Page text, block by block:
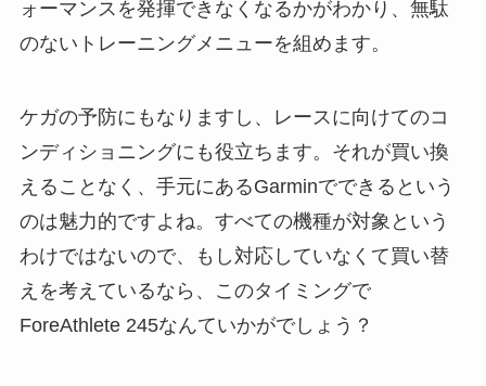
ォーマンスを発揮できなくなるかがわかり、無駄
のないトレーニングメニューを組めます。
ケガの予防にもなりますし、レースに向けてのコ
ンディショニングにも役立ちます。それが買い換
えることなく、手元にあるGarminでできるという
のは魅力的ですよね。すべての機種が対象という
わけではないので、もし対応していなくて買い替
えを考えているなら、このタイミングで
ForeAthlete 245なんていかがでしょう？